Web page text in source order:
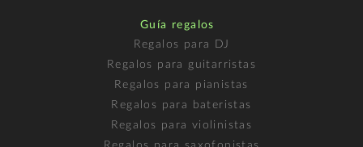
Guía regalos
Regalos para DJ
Regalos para guitarristas
Regalos para pianistas
Regalos para bateristas
Regalos para violinistas